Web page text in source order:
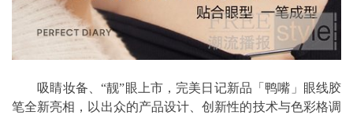
吸睛妆备、“靓”眼上市，完美日记新品「鸭嘴」眼线胶
笔全新亮相，以出众的产品设计、创新性的技术与色彩格调